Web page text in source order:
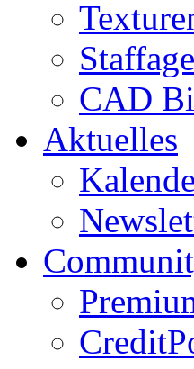
CAD
Aktuelles